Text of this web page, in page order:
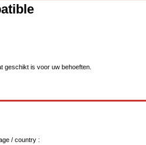
geschikt is voor uw behoeften.
/ country :